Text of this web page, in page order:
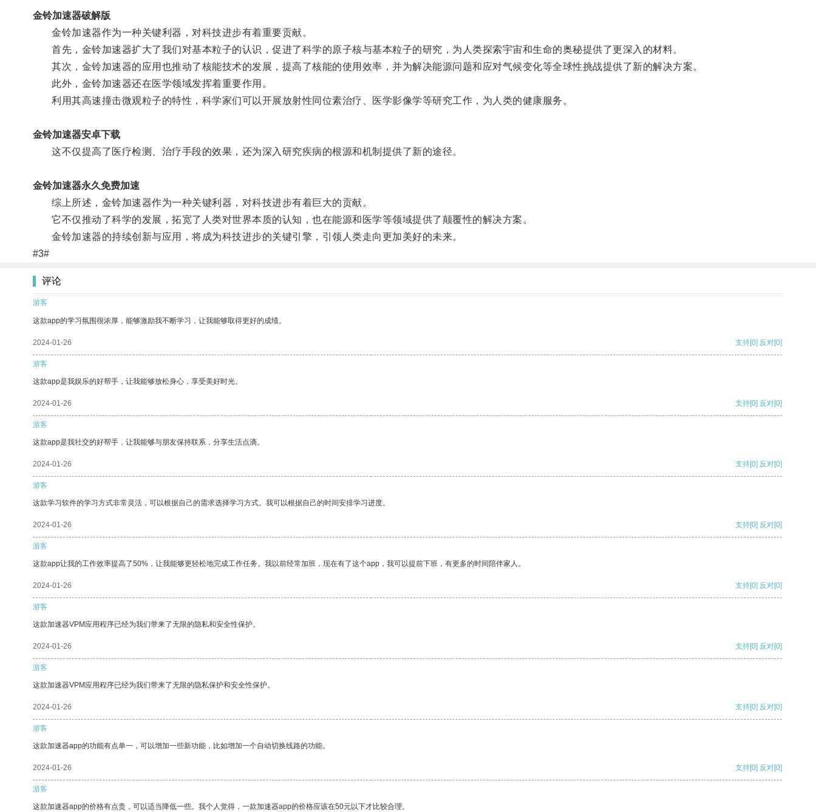
金铃加速器破解版
金铃加速器作为一种关键利器，对科技进步有着重要贡献。
首先，金铃加速器扩大了我们对基本粒子的认识，促进了科学的原子核与基本粒子的研究，为人类探索宇宙和生命的奥秘提供了更深入的材料。
其次，金铃加速器的应用也推动了核能技术的发展，提高了核能的使用效率，并为解决能源问题和应对气候变化等全球性挑战提供了新的解决方案。
此外，金铃加速器还在医学领域发挥着重要作用。
利用其高速撞击微观粒子的特性，科学家们可以开展放射性同位素治疗、医学影像学等研究工作，为人类的健康服务。
金铃加速器安卓下载
这不仅提高了医疗检测、治疗手段的效果，还为深入研究疾病的根源和机制提供了新的途径。
金铃加速器永久免费加速
综上所述，金铃加速器作为一种关键利器，对科技进步有着巨大的贡献。
它不仅推动了科学的发展，拓宽了人类对世界本质的认知，也在能源和医学等领域提供了颠覆性的解决方案。
金铃加速器的持续创新与应用，将成为科技进步的关键引擎，引领人类走向更加美好的未来。
#3#
评论
游客
这款app的学习氛围很浓厚，能够激励我不断学习，让我能够取得更好的成绩。
2024-01-26 支持[0] 反对[0]
游客
这款app是我娱乐的好帮手，让我能够放松身心，享受美好时光。
2024-01-26 支持[0] 反对[0]
游客
这款app是我社交的好帮手，让我能够与朋友保持联系，分享生活点滴。
2024-01-26 支持[0] 反对[0]
游客
这款学习软件的学习方式非常灵活，可以根据自己的需求选择学习方式。我可以根据自己的时间安排学习进度。
2024-01-26 支持[0] 反对[0]
游客
这款app让我的工作效率提高了50%，让我能够更轻松地完成工作任务。我以前经常加班，现在有了这个app，我可以提前下班，有更多的时间陪伴家人。
2024-01-26 支持[0] 反对[0]
游客
这款加速器VPM应用程序已经为我们带来了无限的隐私和安全性保护。
2024-01-26 支持[0] 反对[0]
游客
这款加速器VPM应用程序已经为我们带来了无限的隐私保护和安全性保护。
2024-01-26 支持[0] 反对[0]
游客
这款加速器app的功能有点单一，可以增加一些新功能，比如增加一个自动切换线路的功能。
2024-01-26 支持[0] 反对[0]
游客
这款加速器app的价格有点贵，可以适当降低一些。我个人觉得，一款加速器app的价格应该在50元以下才比较合理。